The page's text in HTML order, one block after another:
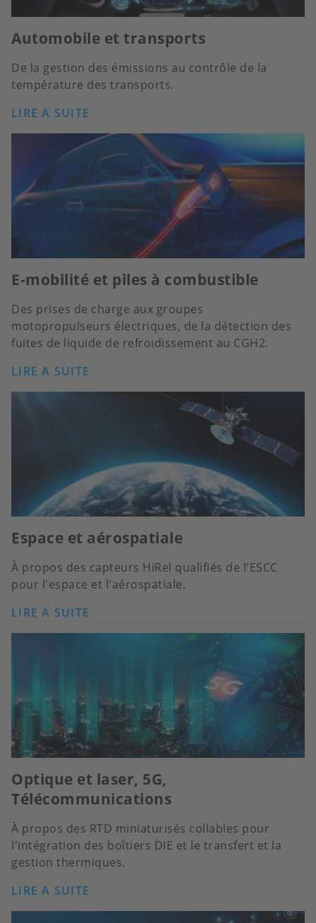
Automobile et transports
De la gestion des émissions au contrôle de la
température des transports.
LIRE A SUITE
E-mobilité et piles à combustible
Des prises de charge aux groupes
motopropulseurs électriques, de la détection des
fuites de liquide de refroidissement au CGH2.
LIRE A SUITE
Espace et aérospatiale
À propos des capteurs HiRel qualifiés de l'ESCC
pour l'espace et l'aérospatiale.
LIRE A SUITE
Optique et laser, 5G,
Télécommunications
À propos des RTD miniaturisés collables pour
l'intégration des boîtiers DIE et le transfert et la
gestion thermiques.
LIRE A SUITE